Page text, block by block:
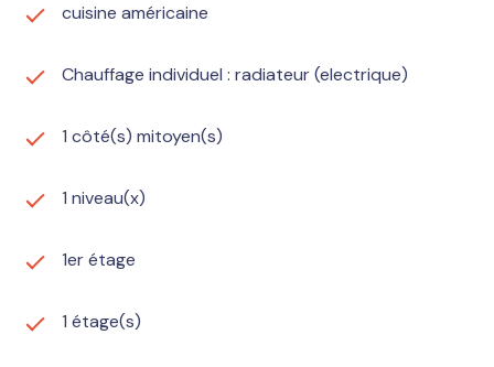
cuisine américaine
Chauffage individuel : radiateur (electrique)
1 côté(s) mitoyen(s)
1 niveau(x)
1er étage
1 étage(s)